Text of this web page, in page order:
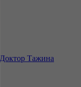
Доктор Тажина